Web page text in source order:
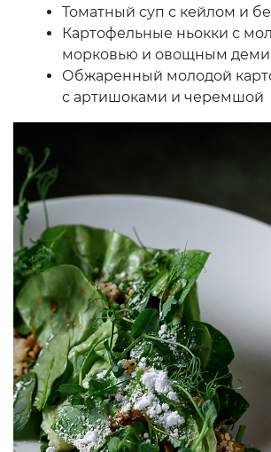
Томатный суп с кейлом и
Картофельные ньокки с
морковью и овощным
Обжаренный молодой
с артишоками и черемшой